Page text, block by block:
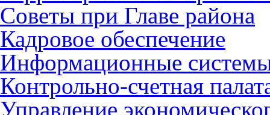
Советы при Главе района
Кадровое обеспечение
Информационные
Контрольно-счетная
Управление